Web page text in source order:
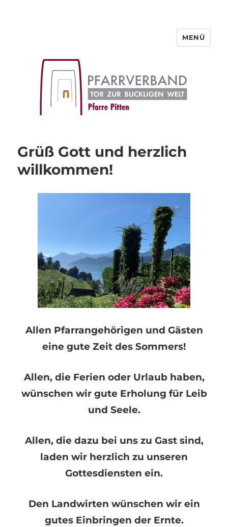
MENÜ
Grüß Gott und herzlich
willkommen!
Allen Pfarrangehörigen und Gästen
eine gute Zeit des Sommers!
Allen, die Ferien oder Urlaub haben,
wünschen wir gute Erholung für Leib
und Seele.
Allen, die dazu bei uns zu Gast sind,
laden wir herzlich zu unseren
Gottesdiensten ein.
Den Landwirten wünschen wir ein
gutes Einbringen der Ernte.